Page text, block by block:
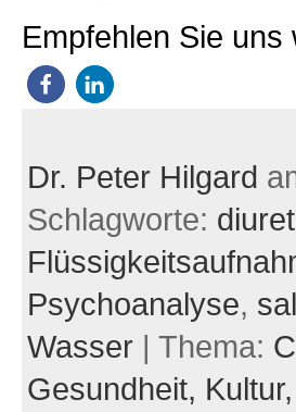
Empfehlen Sie
Dr. Peter Hilgard
Schlagworte:
Psychoanalyse,
Wasser| Thema:
Gesundheit, Kultur,